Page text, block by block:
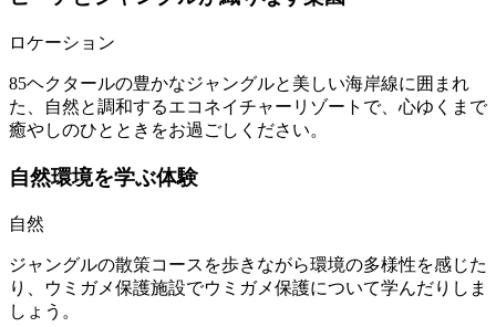
ロケーション
85ヘクタールの豊かなジャングルと美しい海岸線に囲まれ
た、自然と調和するエコネイチャーリゾートで、心ゆくまで
癒やしのひとときをお過ごしください。
自然環境を学ぶ体験
自然
ジャングルの散策コースを歩きながら環境の多様性を感じた
り、ウミガメ保護施設でウミガメ保護について学んだりしま
しょう。